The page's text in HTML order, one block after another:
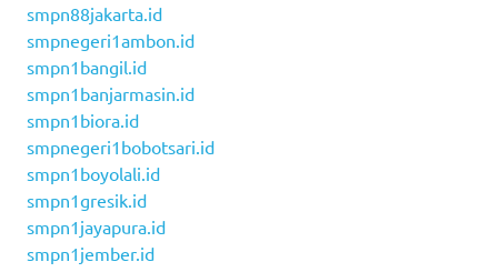
smpn88jakarta.id
smpnegeri1ambon.id
smpn1bangil.id
smpn1banjarmasin.id
smpn1biora.id
smpnegeri1bobotsari.id
smpn1boyolali.id
smpn1gresik.id
smpn1jayapura.id
smpn1jember.id